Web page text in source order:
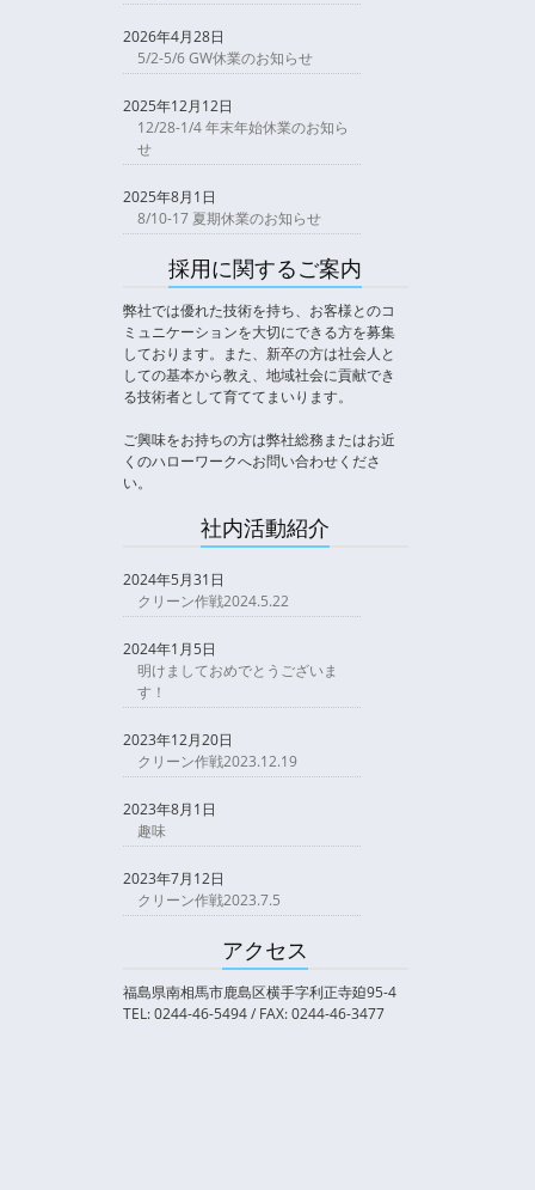
2026年4月28日
5/2-5/6 GW休業のお知らせ
2025年12月12日
12/28-1/4 年末年始休業のお知ら
せ
2025年8月1日
8/10-17 夏期休業のお知らせ
採用に関するご案内
弊社では優れた技術を持ち、お客様とのコ
ミュニケーションを大切にできる方を募集
しております。また、新卒の方は社会人と
しての基本から教え、地域社会に貢献でき
る技術者として育ててまいります。
ご興味をお持ちの方は弊社総務またはお近
くのハローワークへお問い合わせくださ
い。
社内活動紹介
2024年5月31日
クリーン作戦2024.5.22
2024年1月5日
明けましておめでとうございま
す！
2023年12月20日
クリーン作戦2023.12.19
2023年8月1日
趣味
2023年7月12日
クリーン作戦2023.7.5
アクセス
福島県南相馬市鹿島区横手字利正寺廹95-4
TEL: 0244-46-5494 / FAX: 0244-46-3477